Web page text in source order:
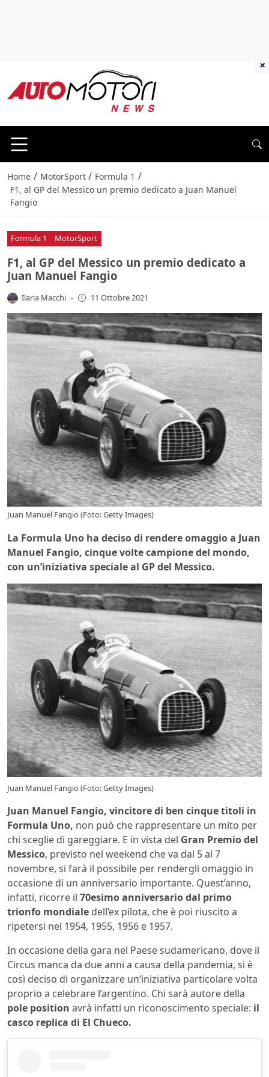
Home / MotorSport / Formula 1 /
F1, al GP del Messico un premio dedicato a Juan Manuel
Fangio
Formula 1 MotorSport
F1, al GP del Messico un premio dedicato a
Juan Manuel Fangio
Ilaria Macchi - 11 Ottobre 2021
Juan Manuel Fangio (Foto: Getty Images)
La Formula Uno ha deciso di rendere omaggio a Juan
Manuel Fangio, cinque volte campione del mondo,
con un’iniziativa speciale al GP del Messico.
Juan Manuel Fangio (Foto: Getty Images)
Juan Manuel Fangio, vincitore di ben cinque titoli in
Formula Uno, non può che rappresentare un mito per
chi sceglie di gareggiare. E in vista del Gran Premio del
Messico, previsto nel weekend che va dal 5 al 7
novembre, si farà il possibile per rendergli omaggio in
occasione di un anniversario importante. Quest’anno,
infatti, ricorre il 70esimo anniversario dal primo
trionfo mondiale dell’ex pilota, che è poi riuscito a
ripetersi nel 1954, 1955, 1956 e 1957.
In occasione della gara nel Paese sudamericano, dove il
Circus manca da due anni a causa della pandemia, si è
così deciso di organizzare un’iniziativa particolare volta
proprio a celebrare l’argentino. Chi sarà autore della
pole position avrà infatti un riconoscimento speciale: il
casco replica di El Chueco.
×